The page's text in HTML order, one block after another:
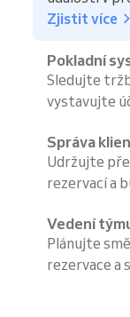
Zjistit více
Pokladní
Sledujte
vystavujte
Správa
Udržujte
rezervací a
Vedení
Plánujte
rezervace a